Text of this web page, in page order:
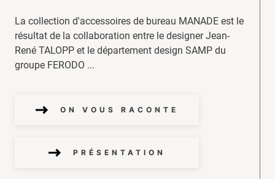
La collection d'accessoires de bureau MANADE est le
résultat de la collaboration entre le designer Jean-
René TALOPP et le département design SAMP du
groupe FERODO ...
ON VOUS RACONTE
PRÉSENTATION